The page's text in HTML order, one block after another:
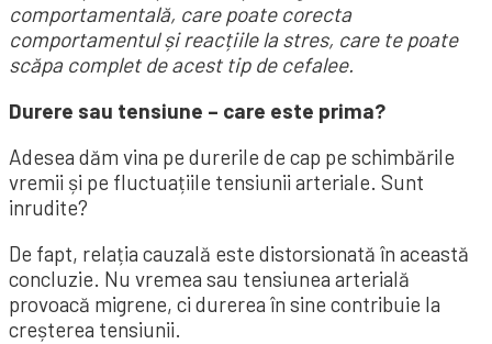
comportamentală, care poate corecta
comportamentul și reacțiile la stres, care te poate
scăpa complet de acest tip de cefalee.
Durere sau tensiune – care este prima?
Adesea dăm vina pe durerile de cap pe schimbările
vremii și pe fluctuațiile tensiunii arteriale. Sunt
inrudite?
De fapt, relația cauzală este distorsionată în această
concluzie. Nu vremea sau tensiunea arterială
provoacă migrene, ci durerea în sine contribuie la
creșterea tensiunii.